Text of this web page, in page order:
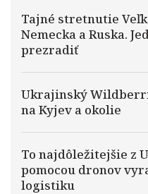
Tajné stretnutie
Nemecka a Ruska.
prezradiť
Ukrajinský
na Kyjev a okolie
To najdôležitejšie z
pomocou dronov
logistiku